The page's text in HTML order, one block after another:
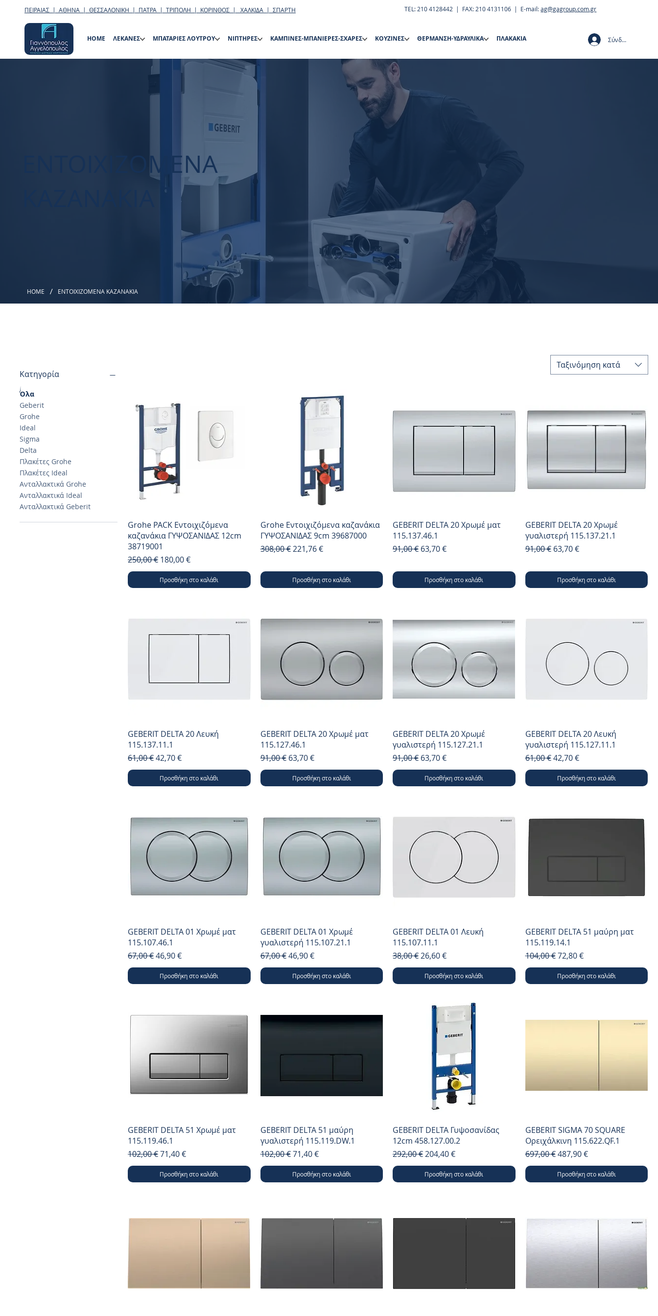
ΠΕΙΡΑΙΑΣ | ΑΘΗΝΑ | ΘΕΣΣΑΛΟΝΙΚΗ | ΠΑΤΡΑ | ΤΡΙΠΟΛΗ | ΚΟΡΙΝΘΟΣ | ΧΑΛΚΙΔΑ | ΣΠΑΡΤΗ TEL: 210 4128442 | FAX: 210 4131106 | E-mail:ag@gagroup.com.gr
HOME ΛΕΚΑΝΕΣ ΜΠΑΤΑΡΙΕΣ ΛΟΥΤΡΟΥ ΝΙΠΤΗΡΕΣ ΚΑΜΠΙΝΕΣ-ΜΠΑΝΙΕΡΕΣ-ΣΧΑΡΕΣ ΚΟΥΖΙΝΕΣ ΘΕΡΜΑΝΣΗ-ΥΔΡΑΥΛΙΚΑ ΠΛΑΚΑΚΙΑ Σύνδεση
ΕΝΤΟΙΧΙΖΟΜΕΝΑ
HOME / ΕΝΤΟΙΧΙΖΟΜΕΝΑ ΚΑΖΑΝΑΚΙΑ
Κατηγορία
Όλα
Geberit
Grohe
Ideal
Sigma
Delta
Πλακέτες Grohe
Πλακέτες Ideal
Ανταλλακτικά Grohe
Ανταλλακτικά Ideal
Ανταλλακτικά Geberit
Ταξινόμηση κατά
Grohe PACK Εντοιχιζόμενα
καζανάκια ΓΥΨΟΣΑΝΙΔΑΣ 12cm
38719001
Κανονική τιμή
250,00 € Τιμή Έκπτωσης
180,00 €
Προσθήκη στο καλάθι
Grohe Εντοιχιζόμενα καζανάκια
ΓΥΨΟΣΑΝΙΔΑΣ 9cm 39687000
Κανονική τιμή
308,00 € Τιμή Έκπτωσης
221,76 €
Προσθήκη στο καλάθι
GEBERIT DELTA 20 Χρωμέ ματ
115.137.46.1
Κανονική τιμή
91,00 € Τιμή Έκπτωσης
63,70 €
Προσθήκη στο καλάθι
GEBERIT DELTA 20 Χρωμέ
γυαλιστερή 115.137.21.1
Κανονική τιμή
91,00 € Τιμή Έκπτωσης
63,70 €
Προσθήκη στο καλάθι
GEBERIT DELTA 20 Λευκή
115.137.11.1
Κανονική τιμή
61,00 €Τιμή Έκπτωσης
42,70 €
Προσθήκη στο καλάθι
GEBERIT DELTA 20 Χρωμέ ματ
115.127.46.1
Κανονική τιμή
91,00 € Τιμή Έκπτωσης
63,70 €
Προσθήκη στο καλάθι
GEBERIT DELTA 20 Χρωμέ
γυαλιστερή 115.127.21.1
Κανονική τιμή
91,00 € Τιμή Έκπτωσης
63,70 €
Προσθήκη στο καλάθι
GEBERIT DELTA 20 Λευκή
γυαλιστερή 115.127.11.1
Κανονική τιμή
61,00 € Τιμή Έκπτωσης
42,70 €
Προσθήκη στο καλάθι
GEBERIT DELTA 01 Χρωμέ ματ
115.107.46.1
Κανονική τιμή
67,00 €Τιμή Έκπτωσης
46,90 €
Προσθήκη στο καλάθι
GEBERIT DELTA 01 Χρωμέ
γυαλιστερή 115.107.21.1
Κανονική τιμή
67,00 € Τιμή Έκπτωσης
46,90 €
Προσθήκη στο καλάθι
GEBERIT DELTA 01 Λευκή
115.107.11.1
Κανονική τιμή
38,00 €Τιμή Έκπτωσης
26,60 €
Προσθήκη στο καλάθι
GEBERIT DELTA 51 μαύρη ματ
115.119.14.1
Κανονική τιμή
104,00 € Τιμή Έκπτωσης
72,80 €
Προσθήκη στο καλάθι
GEBERIT DELTA 51 Χρωμέ ματ
115.119.46.1
Κανονική τιμή
102,00 €Τιμή Έκπτωσης
71,40 €
Προσθήκη στο καλάθι
GEBERIT DELTA 51 μαύρη
γυαλιστερή 115.119.DW.1
Κανονική τιμή
102,00 € Τιμή Έκπτωσης
71,40 €
Προσθήκη στο καλάθι
GEBERIT DELTA Γυψοσανίδας
12cm 458.127.00.2
Κανονική τιμή
292,00 € Τιμή Έκπτωσης
204,40 €
Προσθήκη στο καλάθι
GEBERIT SIGMA 70 SQUARE
Ορειχάλκινη 115.622.QF.1
Κανονική τιμή
697,00 € Τιμή Έκπτωσης
487,90 €
Προσθήκη στο καλάθι